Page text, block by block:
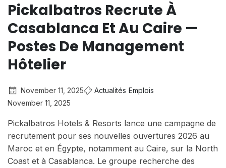
Pickalbatros Recrute À
Casablanca Et Au Caire —
Postes De Management
Hôtelier
November 11, 2025 Actualités Emplois
November 11, 2025
Pickalbatros Hotels & Resorts lance une campagne de
recrutement pour ses nouvelles ouvertures 2026 au
Maroc et en Égypte, notamment au Caire, sur la North
Coast et à Casablanca. Le groupe recherche des